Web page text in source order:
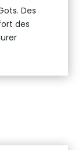
Des
des